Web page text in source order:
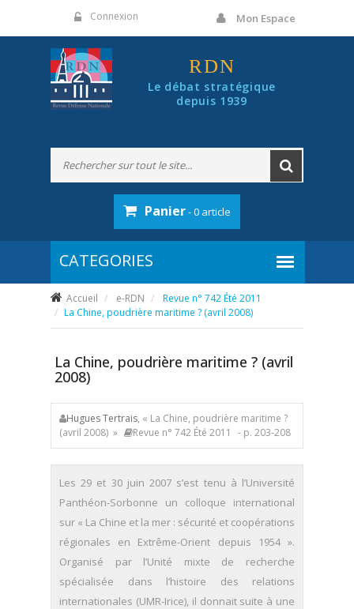
Connexion Mon Espace
RDN
Le débat stratégique
depuis 1939
Panier- 0 article
Accueil e-RDN
Revue n° 742 Été 2011
La Chine, poudrière maritime ? (avril 2008)
La Chine, poudrière maritime ? (avril
2008)
Hugues Tertrais, « La Chine, poudrière maritime ?
(avril 2008) »
Revue n° 742 Été 2011 - p. 203-208
Les 29 et 30 juin 2007 s’est tenu à l’Université
Panthéon-Sorbonne un colloque international
sur « La Chine et la mer : sécurité et coopérations
régionales en Extrême-Orient depuis 1954 ».
Organisé par l’Unité mixte de recherche
spécialisée dans l’histoire des relations
internationales (UMR-Irice), il donnait suite à une